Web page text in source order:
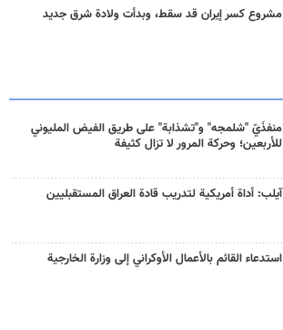
مشروع كسر إيران قد سقط، وبدأت ولادة شرق جديد
منفذَيّ "شلمجه" و"تشذابة" على طريق الفيض المليوني
للأربعين؛ وحركة المرور لا تزال كثيفة
آيلب: أداة أمريكية لتدريب قادة العراق المستقبليين
استدعاء القائم بالأعمال الأوكراني إلى وزارة الخارجية